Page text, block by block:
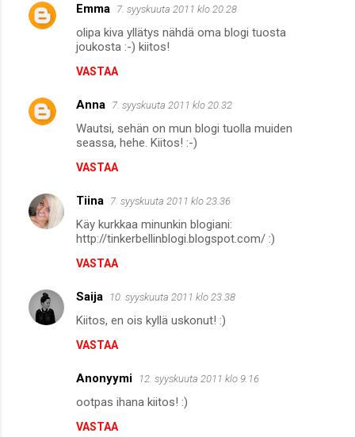
Emma 7. syyskuuta 2011 klo 20.28
olipa kiva yllätys nähdä oma blogi tuosta
joukosta :-) kiitos!
VASTAA
Anna 7. syyskuuta 2011 klo 20.32
Wautsi, sehän on mun blogi tuolla muiden
seassa, hehe. Kiitos! :-)
VASTAA
Tiina 7. syyskuuta 2011 klo 23.36
Käy kurkkaa minunkin blogiani:
http://tinkerbellinblogi.blogspot.com/ :)
VASTAA
Saija 10. syyskuuta 2011 klo 23.38
Kiitos, en ois kyllä uskonut! :)
VASTAA
Anonyymi 12. syyskuuta 2011 klo 9.16
ootpas ihana kiitos! :)
VASTAA